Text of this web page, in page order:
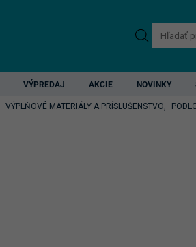
Products
search
VÝPREDAJ AKCIE NOVINKY
VÝPLŇOVÉ MATERIÁLY A PRÍSLUŠENSTVO,